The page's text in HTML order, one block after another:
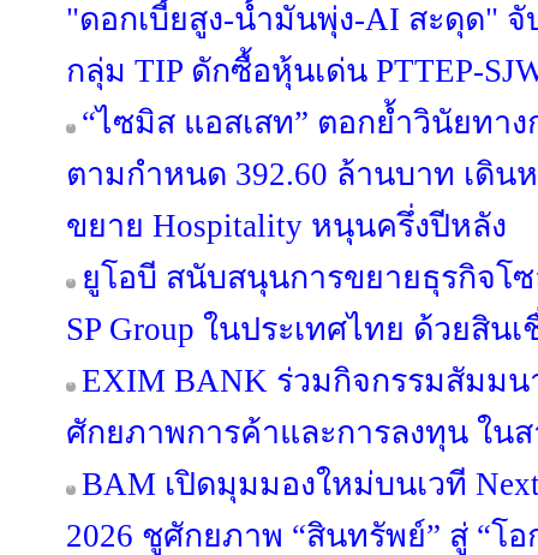
"ดอกเบี้ยสูง-น้ำมันพุ่ง-AI สะดุด"
กลุ่ม TIP ดักซื้อหุ้นเด่น PTTEP-
“ไซมิส แอสเสท” ตอกย้ำวินัยทา
ตามกำหนด 392.60 ล้านบาท เดิน
ขยาย Hospitality หนุนครึ่งปีหลัง
ยูโอบี สนับสนุนการขยายธุรกิจโ
SP Group ในประเทศไทย ด้วยสิน
EXIM BANK ร่วมกิจกรรมสัมมน
ศักยภาพการค้าและการลงทุน ใน
BAM เปิดมุมมองใหม่บนเวที Next
2026 ชูศักยภาพ “สินทรัพย์” สู่ “โอ